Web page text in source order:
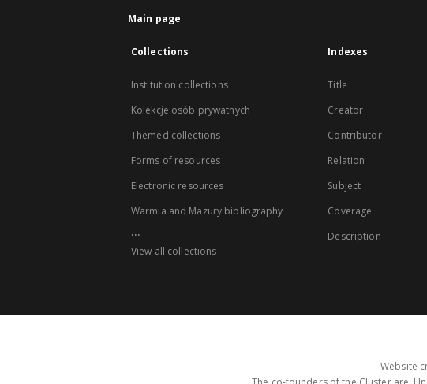
Main page
Collections
Institution collections
Kolekcje osób prywatnych
Themed collections
Forms of resources
Electronic resources
Warmia and Mazury bibliography
...
View all collections
Indexes
Title
Creator
Contributor
Relation
Subject
Coverage
Description
Website